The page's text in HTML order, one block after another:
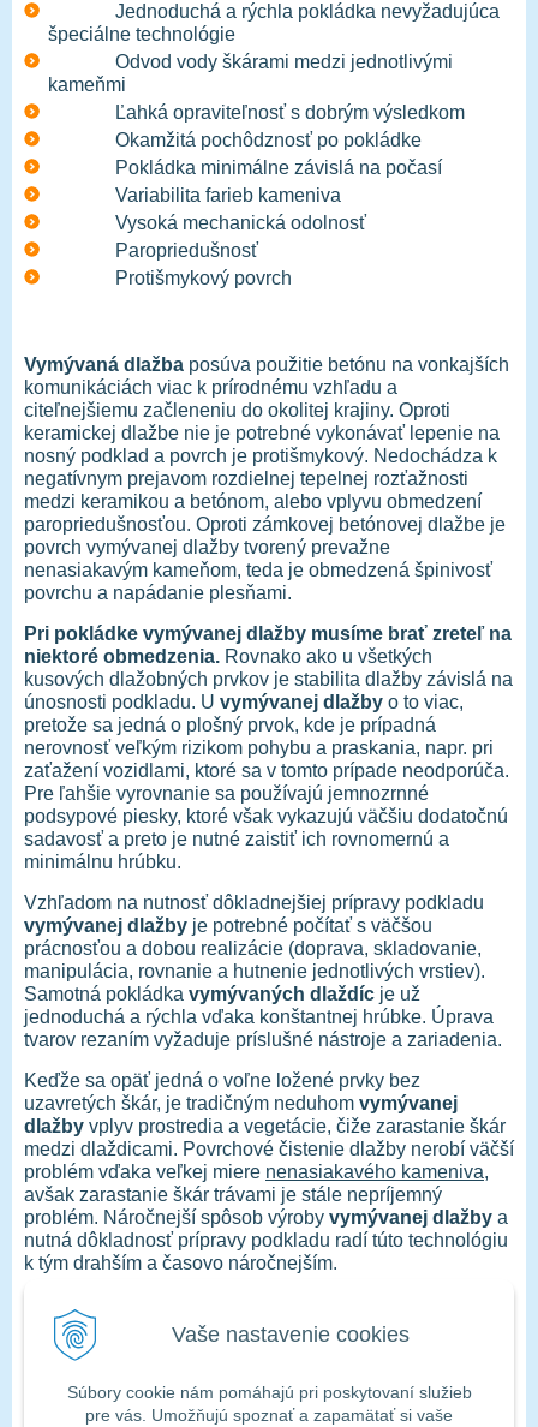
Vaše nastavenie cookies
Súbory cookie nám pomáhajú pri poskytovaní služieb
pre vás. Umožňujú spoznať a zapamätať si vaše
Jednoduchá a rýchla pokládka nevyžadujúca
špeciálne technológie
Odvod vody škárami medzi jednotlivými
kameňmi
Ľahká opraviteľnosť s dobrým výsledkom
Okamžitá pochôdznosť po pokládke
Pokládka minimálne závislá na počasí
Variabilita farieb kameniva
Vysoká mechanická odolnosť
Paropriedušnosť
Protišmykový povrch
Vymývaná dlažba posúva použitie betónu na vonkajších
komunikáciách viac k prírodnému vzhľadu a
citeľnejšiemu začleneniu do okolitej krajiny. Oproti
keramickej dlažbe nie je potrebné vykonávať lepenie na
nosný podklad a povrch je protišmykový. Nedochádza k
negatívnym prejavom rozdielnej tepelnej rozťažnosti
medzi keramikou a betónom, alebo vplyvu obmedzení
paropriedušnosťou. Oproti zámkovej betónovej dlažbe je
povrch vymývanej dlažby tvorený prevažne
nenasiakavým kameňom, teda je obmedzená špinivosť
povrchu a napádanie plesňami.
Pri pokládke vymývanej dlažby musíme brať zreteľ na
niektoré obmedzenia. Rovnako ako u všetkých
kusových dlažobných prvkov je stabilita dlažby závislá na
únosnosti podkladu. U vymývanej dlažby o to viac,
pretože sa jedná o plošný prvok, kde je prípadná
nerovnosť veľkým rizikom pohybu a praskania, napr. pri
zaťažení vozidlami, ktoré sa v tomto prípade neodporúča.
Pre ľahšie vyrovnanie sa používajú jemnozrnné
podsypové piesky, ktoré však vykazujú väčšiu dodatočnú
sadavosť a preto je nutné zaistiť ich rovnomernú a
minimálnu hrúbku.
Vzhľadom na nutnosť dôkladnejšiej prípravy podkladu
vymývanej dlažby je potrebné počítať s väčšou
prácnosťou a dobou realizácie (doprava, skladovanie,
manipulácia, rovnanie a hutnenie jednotlivých vrstiev).
Samotná pokládka vymývaných dlaždíc je už
jednoduchá a rýchla vďaka konštantnej hrúbke. Úprava
tvarov rezaním vyžaduje príslušné nástroje a zariadenia.
Keďže sa opäť jedná o voľne ložené prvky bez
uzavretých škár, je tradičným neduhom vymývanej
dlažby vplyv prostredia a vegetácie, čiže zarastanie škár
medzi dlaždicami. Povrchové čistenie dlažby nerobí väčší
problém vďaka veľkej miere nenasiakavého kameniva,
avšak zarastanie škár trávami je stále nepríjemný
problém. Náročnejší spôsob výroby vymývanej dlažby a
nutná dôkladnosť prípravy podkladu radí túto technológiu
k tým drahším a časovo náročnejším.
chodníkov dočítať viac, čítajte v článku Záhradné
chodníky I.
Foto: ua.all.biz